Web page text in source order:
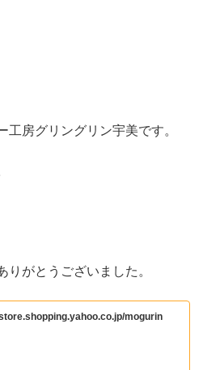
工房グリングリン宇美です。
がとうございました。
mogurin